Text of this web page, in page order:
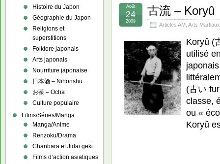
古流 – Koryû
Articles AM Arts Martiaux
Août
24
2009
Koryû (
utilisé
(古い
classe,
ou «
Koryû
Histoire du Japon
Géographie du Japon
Religions et
superstitions
Folklore japonais
Arts japonais
Nourriture japonaise
日本酒 – Nihonshu
お茶 – Ocha
Culture populaire
Films/Séries/Manga
Manga/Anime
Renzoku/Drama
Chanbara et Jidai geki
Films d’action asiatiques